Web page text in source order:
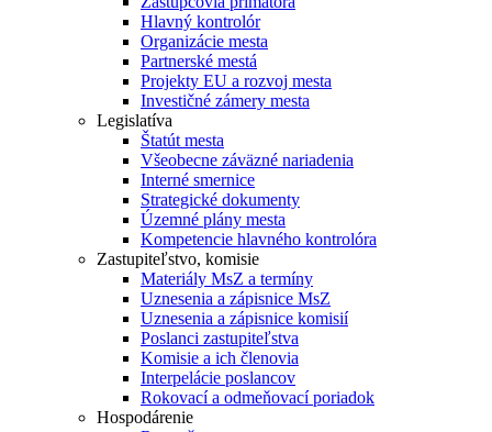
Hlavný kontrolór
Organizácie mesta
Partnerské mestá
Projekty EU a rozvoj mesta
Investičné zámery mesta
Legislatíva
Štatút mesta
Všeobecne záväzné nariadenia
Interné smernice
Strategické dokumenty
Územné plány mesta
Kompetencie hlavného kontrolóra
Zastupiteľstvo, komisie
Materiály MsZ a termíny
Uznesenia a zápisnice MsZ
Uznesenia a zápisnice komisií
Poslanci zastupiteľstva
Komisie a ich členovia
Interpelácie poslancov
Rokovací a odmeňovací poriadok
Hospodárenie